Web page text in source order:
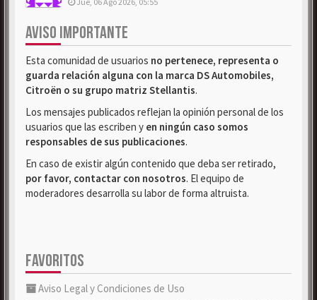
AVISO IMPORTANTE
Esta comunidad de usuarios no pertenece, representa o
guarda relación alguna con la marca DS Automobiles,
Citroën o su grupo matriz Stellantis.
Los mensajes publicados reflejan la opinión personal de los
usuarios que las escriben y en ningún caso somos
responsables de sus publicaciones.
En caso de existir algún contenido que deba ser retirado,
por favor, contactar con nosotros. El equipo de
moderadores desarrolla su labor de forma altruista.
FAVORITOS
Aviso Legal y Condiciones de Uso